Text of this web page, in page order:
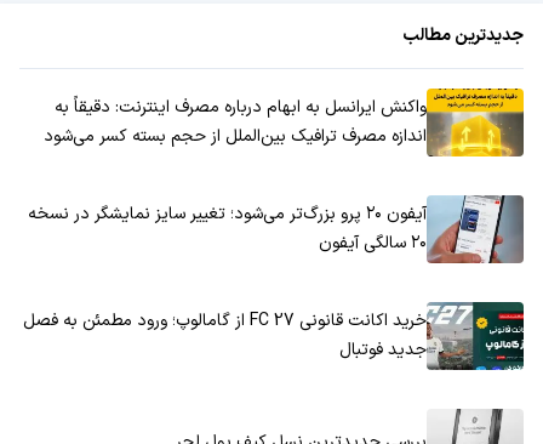
جدیدترین مطالب
واکنش ایرانسل به ابهام درباره مصرف اینترنت: دقیقاً به
اندازه مصرف ترافیک بین‌الملل از حجم بسته کسر می‌شود
آیفون ۲۰ پرو بزرگ‌تر می‌شود؛ تغییر سایز نمایشگر در نسخه
۲۰ سالگی آیفون
خرید اکانت قانونی FC 27 از گامالوپ؛ ورود مطمئن به فصل
جدید فوتبال